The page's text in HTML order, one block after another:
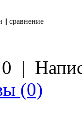
|| сравнение
|
(0)